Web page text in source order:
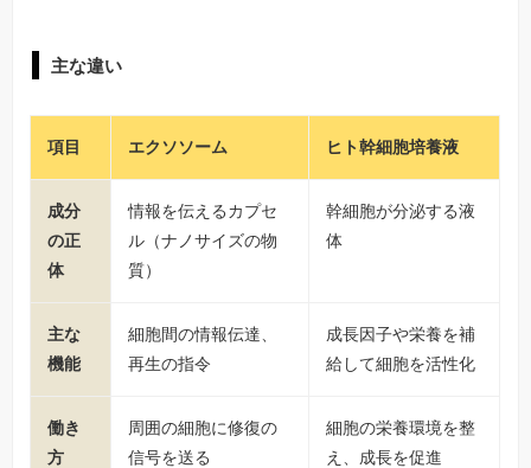
主な違い
項目 エクソソーム ヒト幹細胞培養液
成分
の正
体
情報を伝えるカプセ
ル（ナノサイズの物
質）
幹細胞が分泌する液
体
主な
機能
細胞間の情報伝達、
再生の指令
成長因子や栄養を補
給して細胞を活性化
働き
方
周囲の細胞に修復の
信号を送る
細胞の栄養環境を整
え、成長を促進